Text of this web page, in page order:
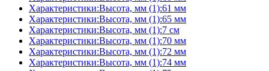
Характеристики:Высота, мм (1):61 мм
Характеристики:Высота, мм (1):65 мм
Характеристики:Высота, мм (1):7 см
Характеристики:Высота, мм (1):70 мм
Характеристики:Высота, мм (1):72 мм
Характеристики:Высота, мм (1):74 мм